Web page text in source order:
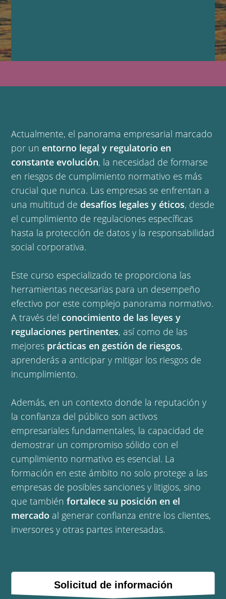
Actualmente, el panorama empresarial marcado
por un entorno legal y regulatorio en
constante evolución, la necesidad de formarse
en riesgos de cumplimiento normativo es más
crucial que nunca. Las empresas se enfrentan a
una multitud de desafíos legales y éticos, desde
el cumplimiento de regulaciones específicas
hasta la protección de datos y la responsabilidad
social corporativa.
Este curso especializado te proporciona las
herramientas necesarias para un desempeño
efectivo por este complejo panorama normativo.
A través del conocimiento de las leyes y
regulaciones pertinentes, así como de las
mejores prácticas en gestión de riesgos,
aprenderás a anticipar y mitigar los riesgos de
incumplimiento.
Además, en un contexto donde la reputación y
la confianza del público son activos
empresariales fundamentales, la capacidad de
demostrar un compromiso sólido con el
cumplimiento normativo es esencial. La
formación en este ámbito no solo protege a las
empresas de posibles sanciones y litigios, sino
que tambiénfortalece su posición en el
mercado al generar confianza entre los clientes,
inversores y otras partes interesadas.
Solicitud de información